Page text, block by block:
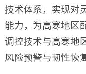
技术体系，实现对
能力，为高寒地区
调控技术与高寒地
风险预警与韧性恢